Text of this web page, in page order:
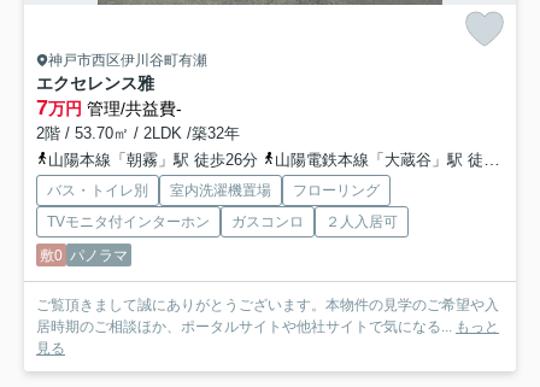
神戸市西区伊川谷町有瀬
エクセレンス雅
7万円 管理/共益費-
2階 / 53.70㎡ / 2LDK /築32年
山陽本線「朝霧」駅 徒歩26分
山陽電鉄本線「大蔵谷」駅 徒歩30分
バス・トイレ別 室内洗濯機置場
フローリング
TVモニタ付インターホン
ガスコンロ
２人入居可
敷0 パノラマ
ご覧頂きまして誠にありがとうございます。本物件の見学のご希望や入
居時期のご相談ほか、ポータルサイトや他社サイトで気になる...
もっと
見る